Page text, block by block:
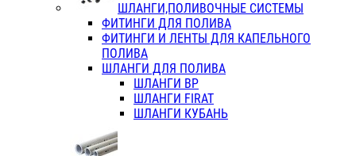
ШЛАНГИ,ПОЛИВОЧНЫЕ СИСТЕМЫ
ФИТИНГИ ДЛЯ ПОЛИВА
ФИТИНГИ И ЛЕНТЫ ДЛЯ КАПЕЛЬНОГО
ПОЛИВА
ШЛАНГИ ДЛЯ ПОЛИВА
ШЛАНГИ ВР
ШЛАНГИ FIRAT
ШЛАНГИ КУБАНЬ